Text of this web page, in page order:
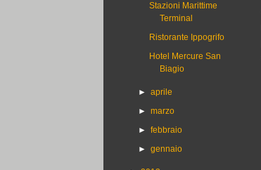
Stazioni Marittime
Terminal
Ristorante Ippogrifo
Hotel Mercure San
Biagio
►aprile
►marzo
►febbraio
►gennaio